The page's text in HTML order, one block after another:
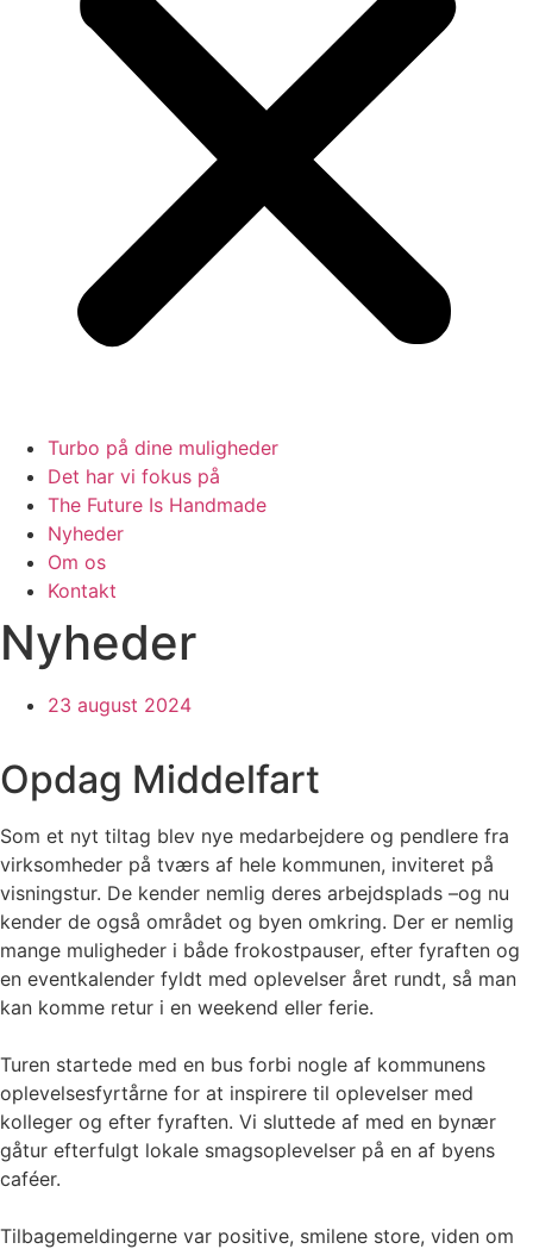
Turbo på dine muligheder
Det har vi fokus på
The Future Is Handmade
Nyheder
Om os
Kontakt
Nyheder
23 august 2024
Opdag Middelfart
Som et nyt tiltag blev nye medarbejdere og pendlere fra
virksomheder på tværs af hele kommunen, inviteret på
visningstur. De kender nemlig deres arbejdsplads –og nu
kender de også området og byen omkring. Der er nemlig
mange muligheder i både frokostpauser, efter fyraften og
en eventkalender fyldt med oplevelser året rundt, så man
kan komme retur i en weekend eller ferie.
Turen startede med en bus forbi nogle af kommunens
oplevelsesfyrtårne for at inspirere til oplevelser med
kolleger og efter fyraften. Vi sluttede af med en bynær
gåtur efterfulgt lokale smagsoplevelser på en af byens
caféer.
Tilbagemeldingerne var positive, smilene store, viden om